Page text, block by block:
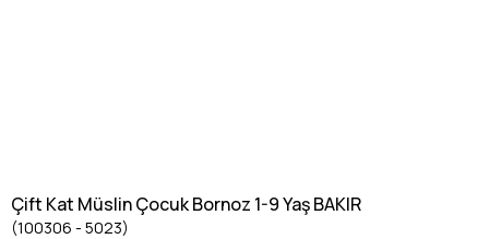
Çift Kat Müslin Çocuk Bornoz 1-9 Yaş BAKIR
(100306 - 5023)